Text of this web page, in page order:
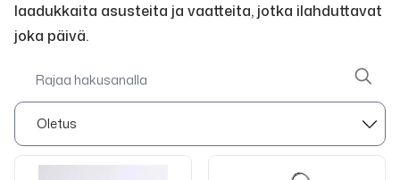
laadukkaita asusteita ja vaatteita, jotka ilahduttavat
joka päivä.